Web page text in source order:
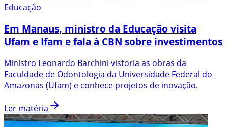
Educação
Em Manaus, ministro da Educação visita
Ufam e Ifam e fala à CBN sobre investimentos
Ministro Leonardo Barchini vistoria as obras da
Faculdade de Odontologia da Universidade Federal do
Amazonas (Ufam) e conhece projetos de inovação.
Ler matéria